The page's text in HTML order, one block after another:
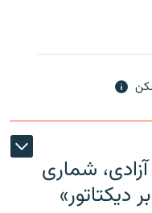
شماری
دیکتاتور»